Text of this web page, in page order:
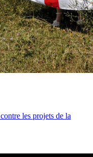
les projets de la